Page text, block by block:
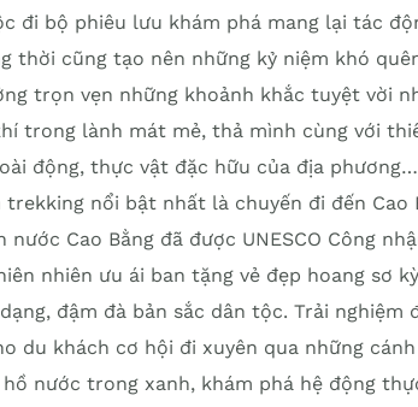
đi bộ phiêu lưu khám phá mang lại tác
thời cũng tạo nên những kỷ niệm khó
trọn vẹn những khoảnh khắc tuyệt vời
trong lành mát mẻ, thả mình cùng với
động, thực vật đặc hữu của địa phương…
nổi bật nhất là chuyến đi đến Cao
nước Cao Bằng đã được UNESCO Công
nhiên ưu ái ban tặng vẻ đẹp hoang sơ
đậm đà bản sắc dân tộc. Trải nghiệm
du khách cơ hội đi xuyên qua những
hồ nước trong xanh, khám phá hệ động